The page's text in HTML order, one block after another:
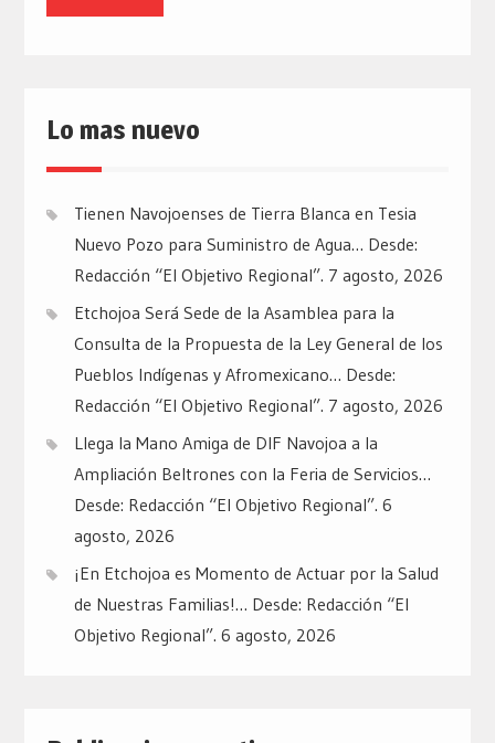
Lo mas nuevo
Tienen Navojoenses de Tierra Blanca en Tesia
Nuevo Pozo para Suministro de Agua… Desde:
Redacción “El Objetivo Regional”. 7 agosto, 2026
Etchojoa Será Sede de la Asamblea para la
Consulta de la Propuesta de la Ley General de los
Pueblos Indígenas y Afromexicano… Desde:
Redacción “El Objetivo Regional”. 7 agosto, 2026
Llega la Mano Amiga de DIF Navojoa a la
Ampliación Beltrones con la Feria de Servicios…
Desde: Redacción “El Objetivo Regional”. 6
agosto, 2026
¡En Etchojoa es Momento de Actuar por la Salud
de Nuestras Familias!… Desde: Redacción “El
Objetivo Regional”. 6 agosto, 2026